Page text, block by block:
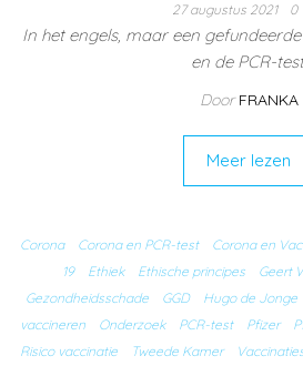
27 augustus 2021 0
In het engels, maar een
en de PCR-
Door FRANKA
Meer lezen
Corona Corona en PCR-test Corona en
19
Ethiek Ethische principes Geert
Gezondheidsschade
GGD Hugo de Jonge
vaccineren
Onderzoek PCR-test Pfizer
Risico vaccinatie
Tweede Kamer